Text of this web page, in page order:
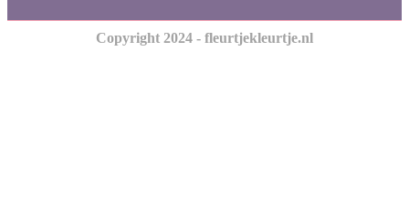
Copyright 2024 - fleurtjekleurtje.nl